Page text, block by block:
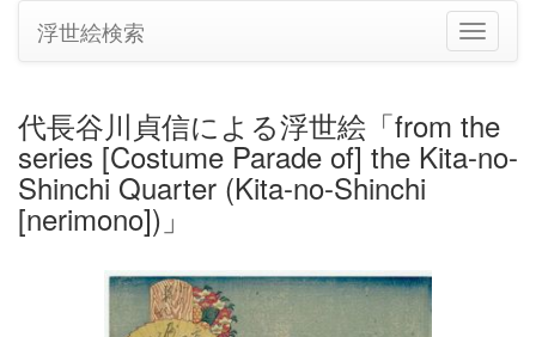
ナ
ビ
シ
ョ
浮世絵検索
代長谷川貞信による浮世絵「from the
series [Costume Parade of] the Kita-no-
Shinchi Quarter (Kita-no-Shinchi
[nerimono])」